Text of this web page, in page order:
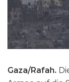
Gaza/Rafah.